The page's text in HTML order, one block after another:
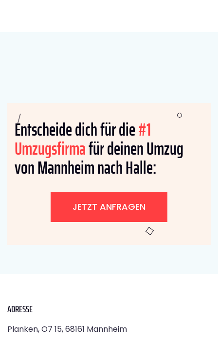
Entscheide dich für die#1
Umzugsfirmafür deinen Umzug
von Mannheim nach Halle:
JETZT ANFRAGEN
ADRESSE
Planken, O7 15, 68161 Mannheim